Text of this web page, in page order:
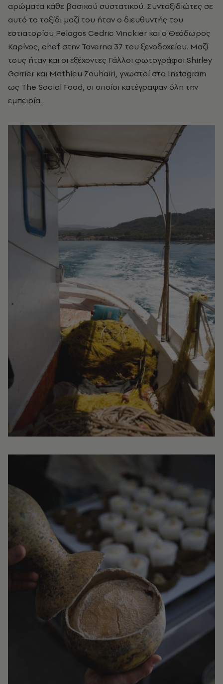
αρώματα κάθε βασικού συστατικού. Συνταξιδιώτες σε
αυτό το ταξίδι μαζί του ήταν ο διευθυντής του
εστιατορίου Pelagos Cedric Vinckier και ο Θεόδωρος
Καρίνος, chef στην Taverna 37 του ξενοδοχείου. Μαζί
τους ήταν και οι εξέχοντες Γάλλοι φωτογράφοι Shirley
Garrier και Mathieu Zouhairi, γνωστοί στο Instagram
ως The Social Food, οι οποίοι κατέγραψαν όλη την
εμπειρία.